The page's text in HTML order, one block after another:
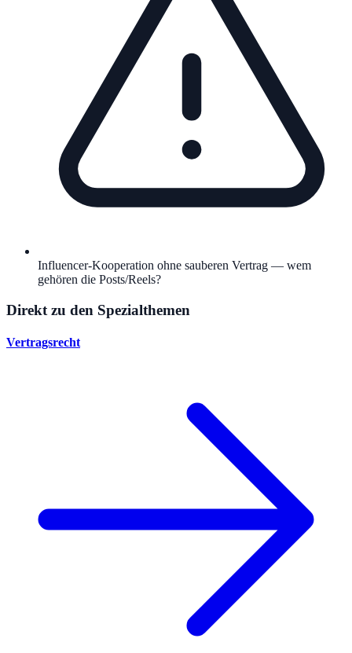
Influencer-Kooperation ohne sauberen Vertrag — wem
gehören die Posts/Reels?
Direkt zu den Spezialthemen
Vertragsrecht